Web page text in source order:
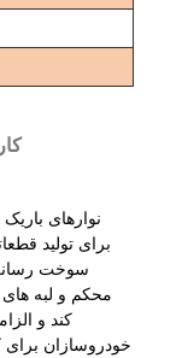
نوارهای
برای تولید
سوخت
محکم و لبه
کند و
خودروسازان برای